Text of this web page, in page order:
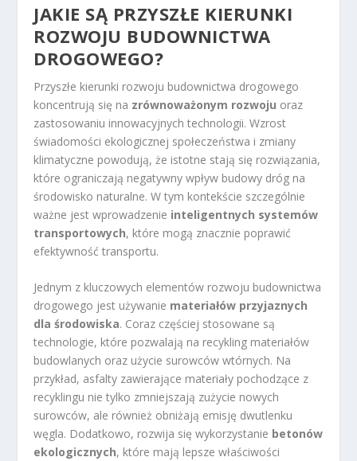
JAKIE SĄ PRZYSZŁE KIERUNKI
ROZWOJU BUDOWNICTWA
DROGOWEGO?
Przyszłe kierunki rozwoju budownictwa drogowego
koncentrują się na zrównoważonym rozwoju oraz
zastosowaniu innowacyjnych technologii. Wzrost
świadomości ekologicznej społeczeństwa i zmiany
klimatyczne powodują, że istotne stają się rozwiązania,
które ograniczają negatywny wpływ budowy dróg na
środowisko naturalne. W tym kontekście szczególnie
ważne jest wprowadzenie inteligentnych systemów
transportowych, które mogą znacznie poprawić
efektywność transportu.
Jednym z kluczowych elementów rozwoju budownictwa
drogowego jest używanie materiałów przyjaznych
dla środowiska. Coraz częściej stosowane są
technologie, które pozwalają na recykling materiałów
budowlanych oraz użycie surowców wtórnych. Na
przykład, asfalty zawierające materiały pochodzące z
recyklingu nie tylko zmniejszają zużycie nowych
surowców, ale również obniżają emisję dwutlenku
węgla. Dodatkowo, rozwija się wykorzystanie betonów
ekologicznych, które mają lepsze właściwości